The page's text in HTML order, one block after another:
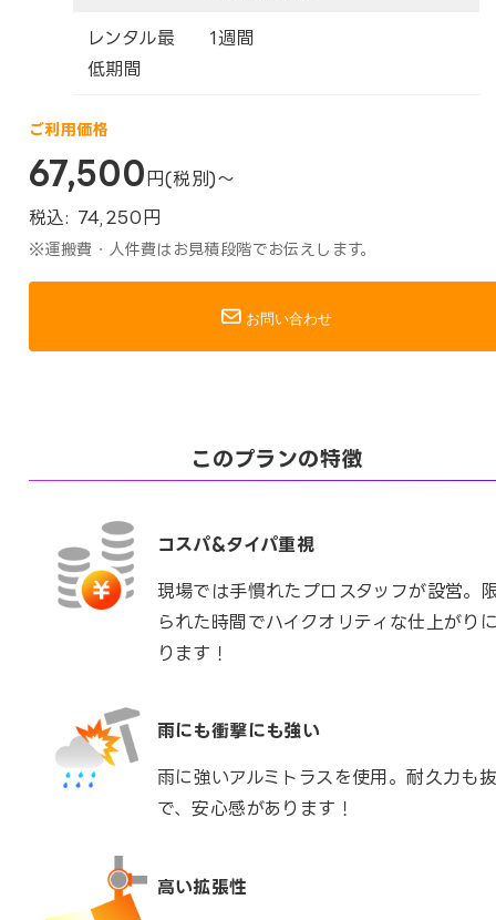
レンタル最
低期間
1週間
ご利用価格
67,500 円(税別)～
税込: 74,250 円
※運搬費・人件費はお見積段階でお伝えします。
お問い合わせ
このプランの特徴
コスパ&タイパ重視
現場では手慣れたプロスタッフが設営。
られた時間でハイクオリティな仕上がり
ります！
雨にも衝撃にも強い
雨に強いアルミトラスを使用。耐久力も
で、安心感があります！
高い拡張性